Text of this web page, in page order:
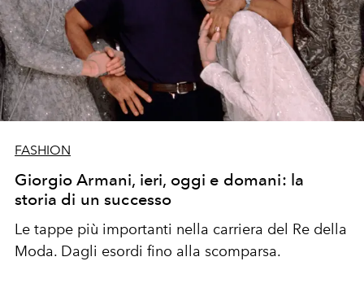
FASHION
Giorgio Armani, ieri, oggi e domani: la
storia di un successo
Le tappe più importanti nella carriera del Re della
Moda. Dagli esordi fino alla scomparsa.